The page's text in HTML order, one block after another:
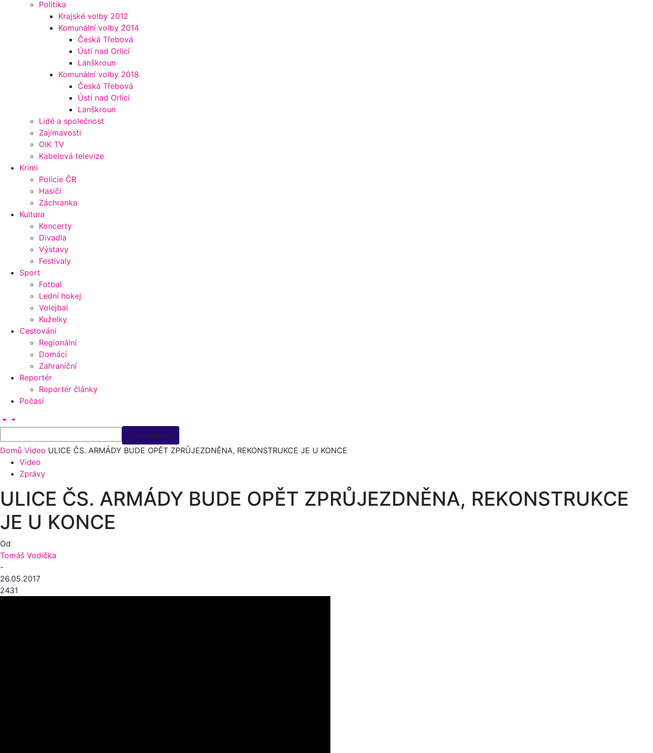
Politika
Krajské volby 2012
Komunální volby 2014
Česká Třebová
Ústí nad Orlicí
Lanškroun
Komunální volby 2018
Česká Třebová
Ústí nad Orlicí
Lanškroun
Lidé a společnost
Zajímavosti
OIK TV
Kabelová televize
Krimi
Policie ČR
Hasiči
Záchranka
Kultura
Koncerty
Divadla
Výstavy
Festivaly
Sport
Fotbal
Lední hokej
Volejbal
Kuželky
Cestování
Regionální
Domácí
Zahraniční
Reportér
Reportér články
Počasí
Domů Video ULICE ČS. ARMÁDY BUDE OPĚT ZPRŮJEZDNĚNA, REKONSTRUKCE JE U KONCE
Video
Zprávy
ULICE ČS. ARMÁDY BUDE OPĚT ZPRŮJEZDNĚNA, REKONSTRUKCE
JE U KONCE
Od
Tomáš Vodička
-
26.05.2017
2431